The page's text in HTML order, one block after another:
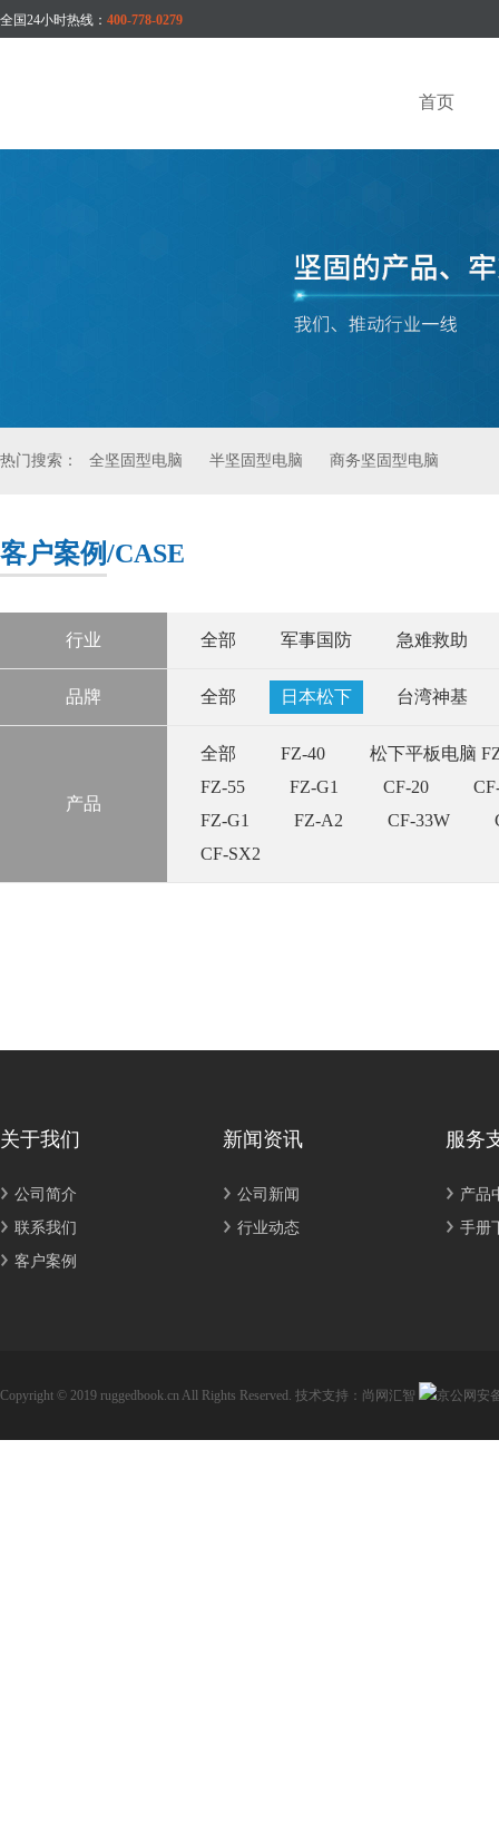
全国24小时热线： 400-778-0279
首页
热门搜索： 全坚固型电脑 半坚固型电脑 商务坚固型电脑
客户案例/CASE
行业 全部 军事国防 急难救助
品牌 全部 日本松下 台湾神基
产品
全部 FZ-40
松下平板电脑
FZ-55
FZ-G1 CF-20
FZ-G1
FZ-A2 CF-33W
CF-SX2
关于我们
公司简介
联系我们
客户案例
新闻资讯
公司新闻
行业动态
服务
产品
手册
Copyright © 2019 ruggedbook.cn All Rights Reserved. 技术支持：尚网汇智 京公网安